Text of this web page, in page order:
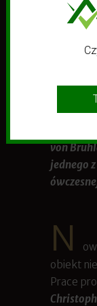
wiek
von
jednego
N
obiekt
Prace